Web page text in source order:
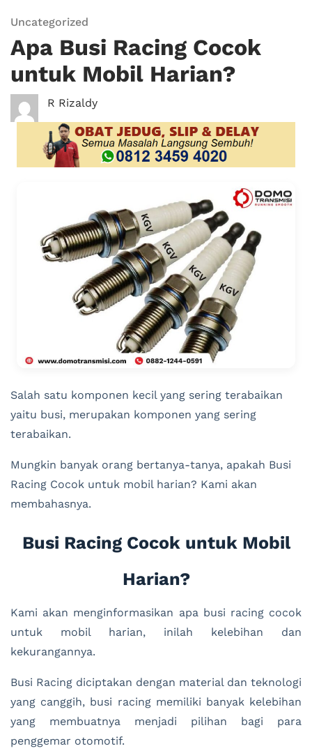
Uncategorized
Apa Busi Racing Cocok
untuk Mobil Harian?
R Rizaldy
Salah satu komponen kecil yang sering terabaikan
yaitu busi, merupakan komponen yang sering
terabaikan.
Mungkin banyak orang bertanya-tanya, apakah Busi
Racing Cocok untuk mobil harian? Kami akan
membahasnya.
Busi Racing Cocok untuk Mobil
Harian?
Kami akan menginformasikan apa busi racing cocok
untuk mobil harian, inilah kelebihan dan
kekurangannya.
Busi Racing diciptakan dengan material dan teknologi
yang canggih, busi racing memiliki banyak kelebihan
yang membuatnya menjadi pilihan bagi para
penggemar otomotif.